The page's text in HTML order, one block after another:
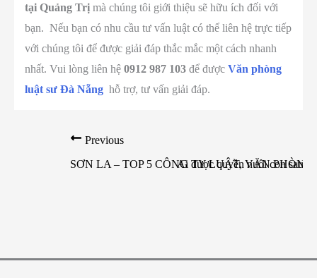
tại Quảng Trị mà chúng tôi giới thiệu sẽ hữu ích đối với
bạn. Nếu bạn có nhu cầu tư vấn luật có thể liên hệ trực tiếp
với chúng tôi để được giải đáp thắc mắc một cách nhanh
nhất. Vui lòng liên hệ 0912 987 103 để được Văn phòng
luật sư Đà Nẵng hỗ trợ, tư vấn giải đáp.
Previous
SƠN LA – TOP 5 CÔNG TY LUẬT, VĂN
Ai được quyền nuôi con sau